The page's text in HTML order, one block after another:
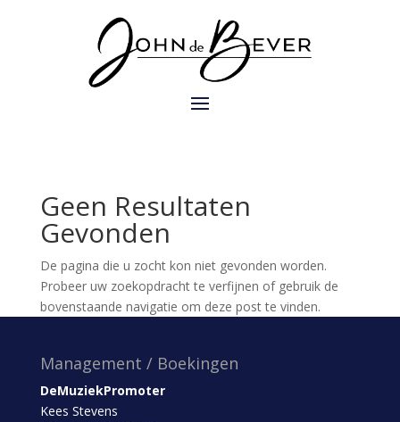
Geen Resultaten
Gevonden
De pagina die u zocht kon niet gevonden worden.
Probeer uw zoekopdracht te verfijnen of gebruik de
bovenstaande navigatie om deze post te vinden.
Management / Boekingen
DeMuziekPromoter
Kees Stevens